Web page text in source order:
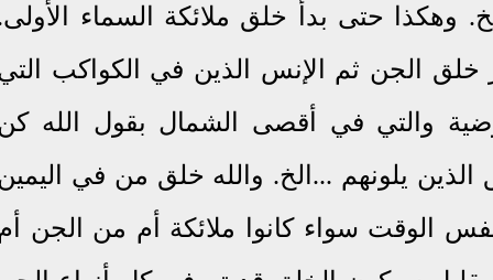
وهكذا حتى بدأ خلق ملائكة السماء
خلق الجن ثم الإنس الذين في الكواكب
والتي في أقصى الشمال بقول الله
يلونهم ...الخ. والله خلق من في
الوقت سواء كانوا ملائكة أم من الجن